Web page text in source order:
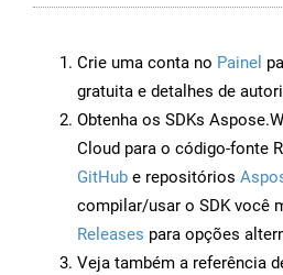
Crie uma conta no Painel
gratuita e detalhes de
Obtenha os SDKs
Cloud para o código-fonte
GitHub e repositórios
compilar/usar o SDK você
Releases para opções
Veja também a referência